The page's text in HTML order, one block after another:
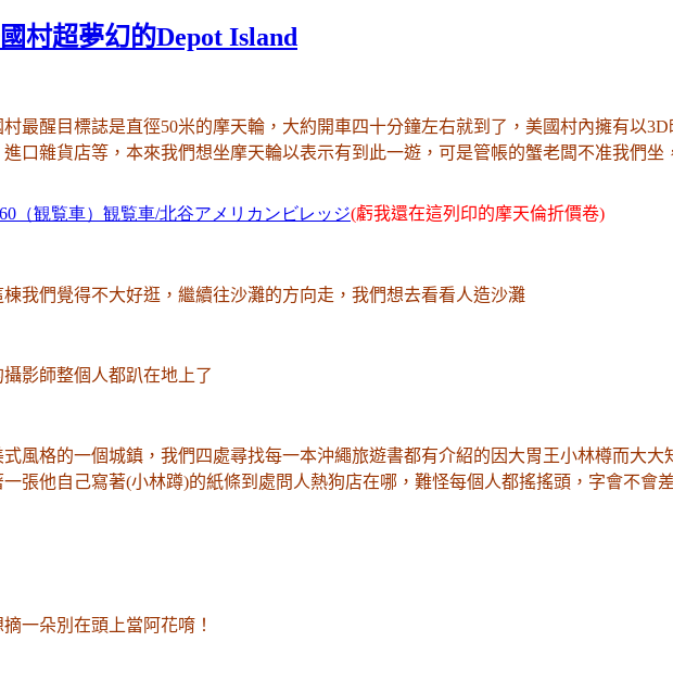
村超夢幻的Depot Island
村最醒目標誌是直徑50米的摩天輪，大約開車四十分鐘左右就到了 ， 美國村內擁有以
口雜貨店等，本來我們想坐摩天輪以表示有到此一遊，可是管帳的蟹老闆不准我們
（観覧車）観覧車/北谷アメリカンビレッジ(虧我還在這列印的摩天倫折價卷)
棟我們覺得不大好逛 ，繼續往沙灘的方向走 ，我們想去看看人造沙灘
攝影師整個人都趴在地上了
式風格的一個城鎮 ，我們四處尋找每一本沖繩旅遊書都有介紹的因大胃王小林樽而大大
張他自己寫著(小林蹲)的紙條到處問人熱狗店在哪 ，難怪每個人都搖搖頭 ，字會不會
摘一朵別在頭上當阿花唷 ！